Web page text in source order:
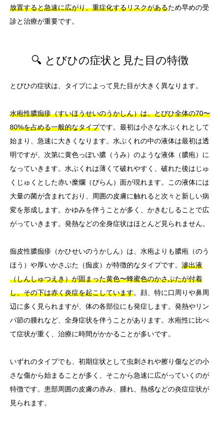
放置すると急速に広がり、重症化するリスクがあるため早めの受
診と治療が重要です。
🔍 とびひの症状と見た目の特徴
とびひの症状は、タイプによって見た目が大きく異なります。
水疱性膿痂疹（すいほうせいのうかしん）は、とびひ全体の70〜
80%を占める一般的なタイプです。最初は小さな水ぶくれとして
始まり、急速に大きくなります。水ぶくれの中の液体は最初は透
明ですが、次第に黄色っぽい膿（うみ）のような液体（膿疱）に
なっていきます。水ぶくれは薄くて破れやすく、破れた後はじゅ
くじゅくとした赤い糜爛（びらん）面が現れます。この液体には
大量の菌が含まれており、周囲の皮膚に触れると次々と新しい病
変を形成します。かゆみを伴うことが多く、かきむしることで広
がっていきます。発熱などの全身症状はほとんど見られません。
痂皮性膿痂疹（かひせいのうかしん）は、水疱よりも膿疱（のう
ほう）や厚いかさぶた（痂皮）が特徴的なタイプです。 滲出液
（しんしゅつえき）が固まった黄色〜蜂蜜色のかさぶたが付着
し、その下は赤く炎症を起こしています。顔、特に口周りや鼻周
辺に多く見られますが、体の各部位にも発症します。発熱やリン
パ節の腫れなど、全身症状を伴うことがあります。水疱性に比べ
て症状が重く、治療に時間がかかることが多いです。
いずれのタイプでも、初期症状として虫刺されや擦り傷などの小
さな傷から始まることが多く、そこから急速に広がっていくのが
特徴です。患部周囲の皮膚の赤み、腫れ、熱感などの炎症症状が
見られます。